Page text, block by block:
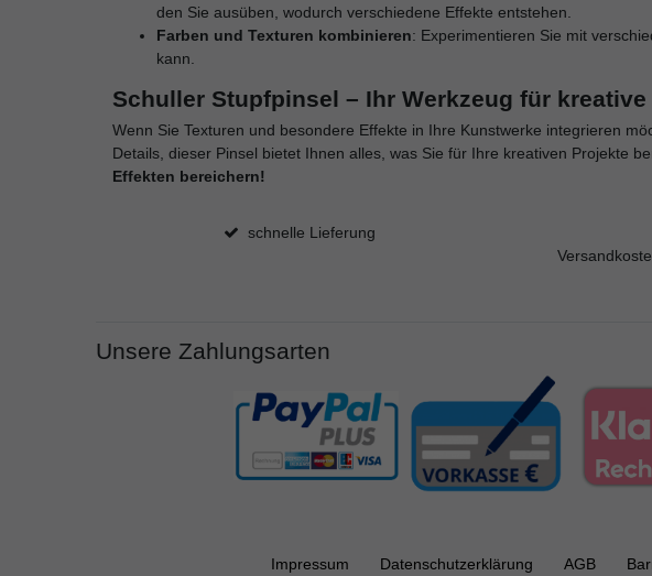
den Sie ausüben, wodurch verschiedene Effekte entstehen.
Farben und Texturen kombinieren: Experimentieren Sie mit
kann.
Schuller Stupfpinsel – Ihr Werkzeug für
Wenn Sie Texturen und besondere Effekte in Ihre Kunstwerke integrieren
Details, dieser Pinsel bietet Ihnen alles, was Sie für Ihre kreativen Projekte
Effekten bereichern!
schnelle Lieferung
Unsere Zahlungsarten
Impressum Daten­schutz­erklärung AGB